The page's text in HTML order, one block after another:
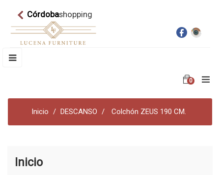
Córdobashopping
Navegación
☰
0
Inicio DESCANSO Colchón ZEUS 190 CM.
Inicio